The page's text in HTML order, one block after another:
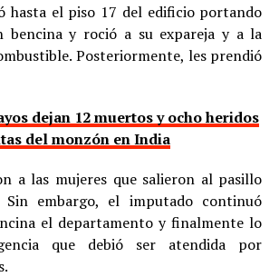
hasta el piso 17 del edificio portando
bencina y roció a su expareja y a la
Posteriormente, les prendió
dejan 12 muertos y ocho heridos
del monzón en India
a las mujeres que salieron al pasillo
Sin embargo, el imputado continuó
el departamento y finalmente lo
que debió ser atendida por